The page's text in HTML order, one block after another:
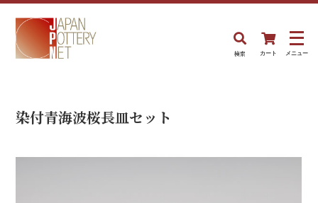
検索 カート メニュー
染付青海波桜長皿セット